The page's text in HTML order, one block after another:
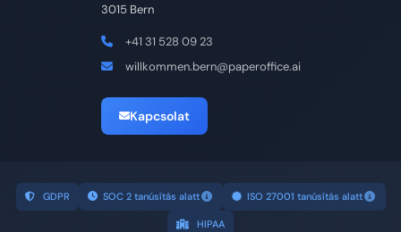
3015 Bern
+41 31 528 09 23
willkommen.bern@paperoffice.ai
Kapcsolat
GDPR SOC 2 tanúsítás alatt ISO 27001 tanúsítás alatt
HIPAA